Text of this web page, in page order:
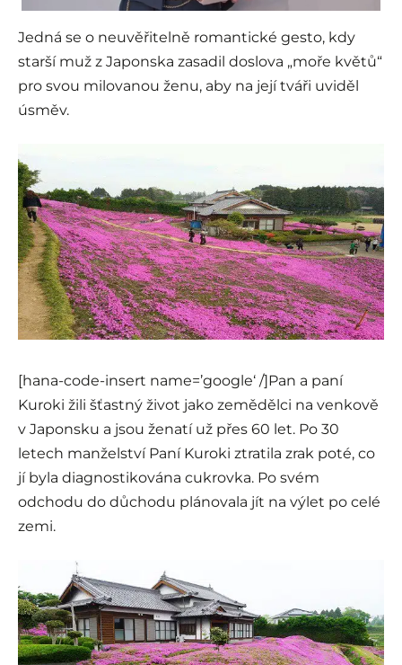
Jedná se o neuvěřitelně romantické gesto, kdy
starší muž z Japonska zasadil doslova „moře květů“
pro svou milovanou ženu, aby na její tváři uviděl
úsměv.
[hana-code-insert name=’google‘ /]Pan a paní
Kuroki žili šťastný život jako zemědělci na venkově
v Japonsku a jsou ženatí už přes 60 let. Po 30
letech manželství Paní Kuroki ztratila zrak poté, co
jí byla diagnostikována cukrovka. Po svém
odchodu do důchodu plánovala jít na výlet po celé
zemi.